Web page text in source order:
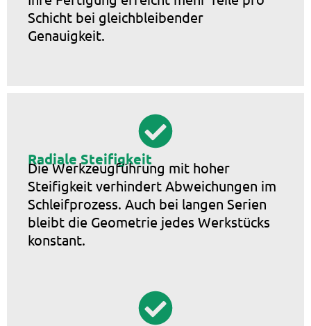
Schicht bei gleichbleibender
Genauigkeit.
Radiale Steifigkeit
Die Werkzeugführung mit hoher
Steifigkeit verhindert Abweichungen im
Schleifprozess. Auch bei langen Serien
bleibt die Geometrie jedes Werkstücks
konstant.